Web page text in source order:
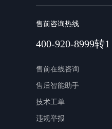
售前咨询热线
400-920-8999转1
售前在线咨询
售后智能助手
技术工单
违规举报